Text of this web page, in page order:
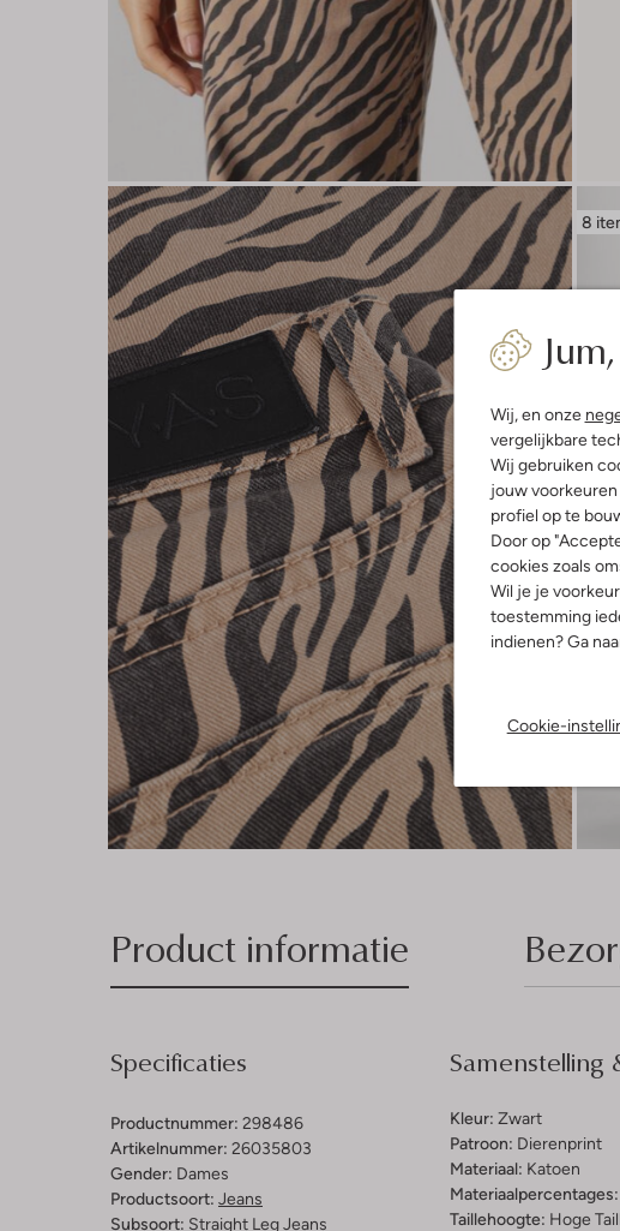
Wij, en onze
vergelijkbare
Wij gebruiken
jouw
profiel op te
Door op
cookies zoals
Wil je je
toestemming
indienen? Ga
Cookie-
8
Product informatie
Specificaties
Productnummer: 298486
Artikelnummer: 26035803
Gender: Dames
Productsoort: Jeans
Subsoort: Straight Leg Jeans
Samenstelling
Kleur: Zwart
Patroon: Dierenprint
Materiaal: Katoen
Materiaalpercentages:
Taillehoogte: Hoge